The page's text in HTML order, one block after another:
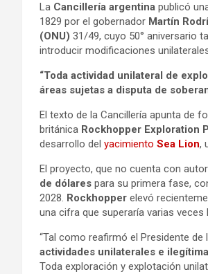
La Cancillería argentina publicó
1829 por el gobernador Martín
(ONU) 31/49, cuyo 50° aniversario
introducir modificaciones
“Toda actividad unilateral de
áreas sujetas a disputa de
El texto de la Cancillería apunta de
británica Rockhopper Exploration
desarrollo del yacimiento Sea Lion,
El proyecto, que no cuenta con
de dólares para su primera fase,
2028. Rockhopper elevó
una cifra que superaría varias
“Tal como reafirmó el Presidente de
actividades unilaterales e
Toda exploración y explotación